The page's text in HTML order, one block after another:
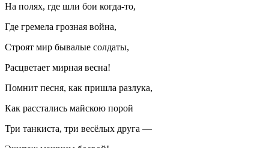
На полях, где шли бои когда-то,
Где гремела грозная война,
Строят мир бывалые солдаты,
Расцветает мирная весна!
Помнит песня, как пришла разлука,
Как расстались майскою порой
Три танкиста, три весёлых друга —